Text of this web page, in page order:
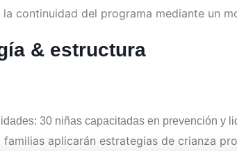
la continuidad del programa mediante un
& estructura
30 niñas capacitadas en prevención
familias aplicarán estrategias de crianza